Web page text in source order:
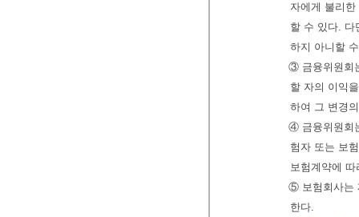
자에게 불리
할 수 있다.
하지 아니할
③ 금융위원회
할 자의 이익
하여 그 변경
④ 금융위원회
험자 또는 보
보험계약에
⑤ 보험회사는
한다.